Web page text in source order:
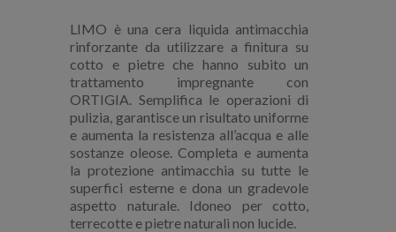
LIMO è una cera liquida antimacchia
rinforzante da utilizzare a finitura su
cotto e pietre che hanno subito un
trattamento impregnante con
ORTIGIA. Semplifica le operazioni di
pulizia, garantisce un risultato uniforme
e aumenta la resistenza all’acqua e alle
sostanze oleose. Completa e aumenta
la protezione antimacchia su tutte le
superfici esterne e dona un gradevole
aspetto naturale. Idoneo per cotto,
terrecotte e pietre naturali non lucide.